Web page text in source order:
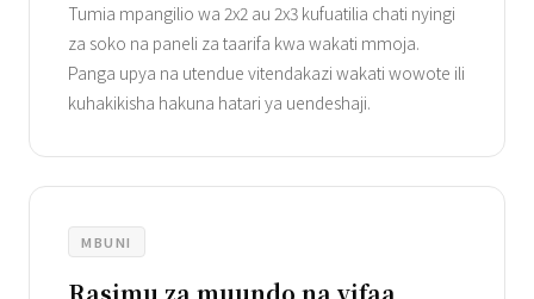
Tumia mpangilio wa 2x2 au 2x3 kufuatilia chati nyingi
za soko na paneli za taarifa kwa wakati mmoja.
Panga upya na utendue vitendakazi wakati wowote ili
kuhakikisha hakuna hatari ya uendeshaji.
MBUNI
Rasimu za muundo na vifaa